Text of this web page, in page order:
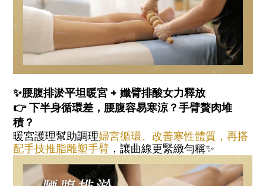
✨腰腹排淤平坦暖宮 + 孅臂排酸女力釋放
👉 下半身循環差，腰腹容易寒涼？手臂贅肉堆
積？
暖宮護理幫助調理婦宮循環、改善寒性體質，再搭
配手技推脂雕塑手臂 ，讓曲線更緊緻勻稱✨